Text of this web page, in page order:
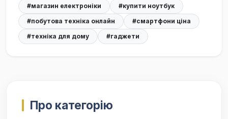
#магазин електроніки
#купити ноутбук
#побутова техніка онлайн
#смартфони ціна
#техніка для дому
#гаджети
Про категорію